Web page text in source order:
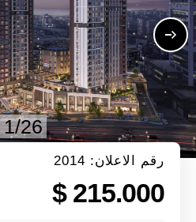
1/26
رقم الاعلان: 2014
215.000 $